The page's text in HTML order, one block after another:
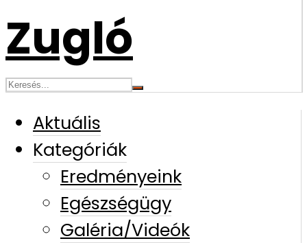
Aktuális
Kategóriák
Eredményeink
Egészségügy
Galéria/Videók